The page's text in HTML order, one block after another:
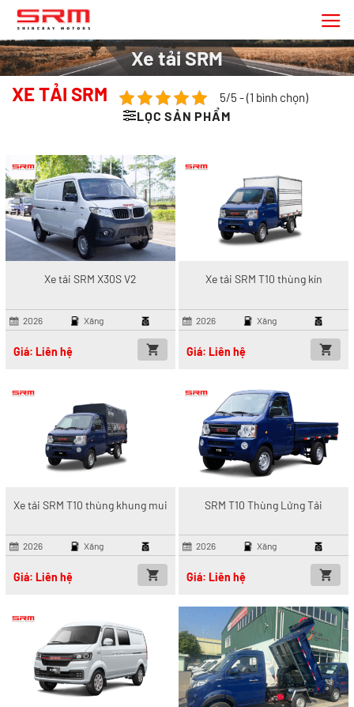
Chuyển
đến
nội
dung
Xe tải SRM
XE TẢI SRM 5/5 - (1 bình chọn)
LỌC SẢN PHẨM
Xe tải SRM X30S V2
2026 Xăng
Giá: Liên hệ
Xe tải SRM T10 thùng kín
2026 Xăng
Giá: Liên hệ
Xe tải SRM T10 thùng khung mui
2026 Xăng
Giá: Liên hệ
SRM T10 Thùng Lửng Tải
2026 Xăng
Giá: Liên hệ